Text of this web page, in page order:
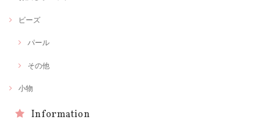
ビーズ
パール
その他
小物
Information